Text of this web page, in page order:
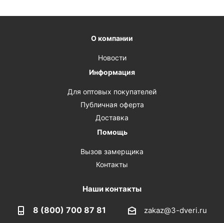
О компании
Новости
Информация
Для оптовых покупателей
Публичная оферта
Доставка
Помощь
Вызов замерщика
Контакты
Наши контакты
8 (800) 700 87 81 zakaz@3-dveri.ru